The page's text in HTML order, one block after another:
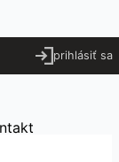
prihlásiť sa